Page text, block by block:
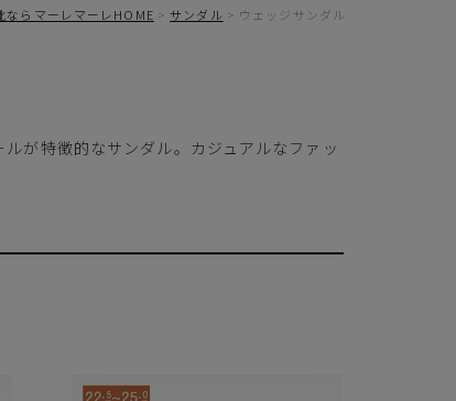
ならマーレマーレHOME サンダル ウェッジサンダル
が特徴的なサンダル。カジュアルなファッ
屈曲性